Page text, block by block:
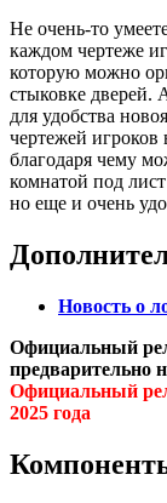
Не очень-то
каждом чертеже
которую можно
стыковке дверей.
для удобства
чертежей
благодаря чему
комнатой под
но еще и очень
Новость о
Официальный
предварительно
Официальный
2025 года